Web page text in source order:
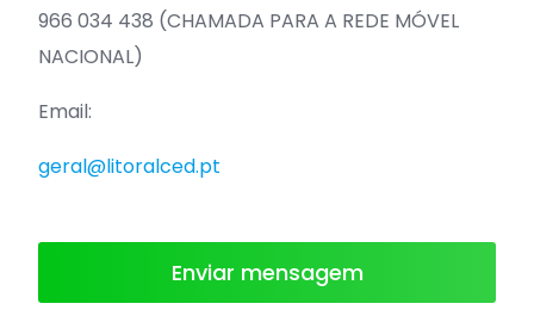
966 034 438 (CHAMADA PARA A REDE MÓVEL
NACIONAL)
Email:
geral@litoralced.pt
Enviar mensagem